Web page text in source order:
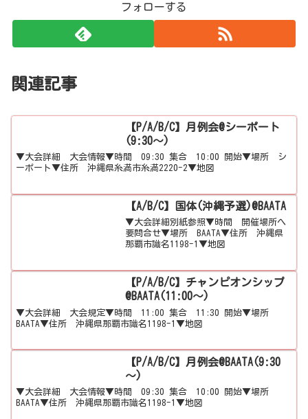
フォローする
関連記事
【P/A/B/C】月例会@シーポート
(9:30～)
▼大会詳細 大会情報▼時間 09:30 集合 10:00 開始▼場所 シ
ーポート▼住所 沖縄県糸満市糸満2220-2▼地図
【A/B/C】国体(沖縄予選)@BAATA
▼大会詳細別紙参照▼時間 開催場所へ
要問合せ▼場所 BAATA▼住所 沖縄県
那覇市識名1198-1▼地図
【P/A/B/C】チャンピオンシップ
@BAATA(11:00～)
▼大会詳細 大会規定▼時間 11:00 集合 11:30 開始▼場所
BAATA▼住所 沖縄県那覇市識名1198-1▼地図
【P/A/B/C】月例会@BAATA(9:30
～)
▼大会詳細 大会情報▼時間 09:30 集合 10:00 開始▼場所
BAATA▼住所 沖縄県那覇市識名1198-1▼地図